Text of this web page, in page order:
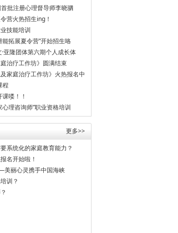
批注册心理督导师李晓驷
营火热招生ing！
技能培训
拓展夏令营”开始招生咯
隆团体第六期个人成长体
治疗工作坊》圆满结束
家庭治疗工作坊》火热报名中
程
喽！！
理咨询师”职业资格培训
更多>>
系统化的家庭教育能力？
名开始啦！
丽心灵携手中国海峡
训？